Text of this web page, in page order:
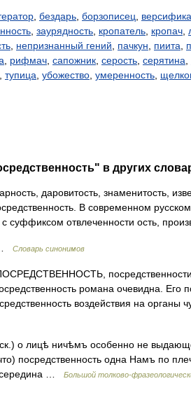
бездарь борзописец
заурядность кропатель кропач
непризнанный гений пачкун пиита
рифмач сапожник серость серятина
тупица убожество умеренность
в других
даровитость, знаменитость,
В современном
с суффиксом отвлеченности ость,
Словарь синонимов
посредственности,
романа очевидна. Его
воздействия на
о лицѣ ничѣмъ особенно не
посредственность одна Намъ по
…
Большой толково-